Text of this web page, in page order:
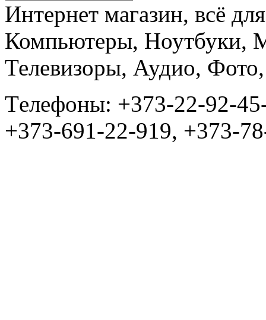
Интернет магазин, всё
Компьютеры, Ноутбуки,
Телевизоры, Аудио,
Tелефоны: +373-22-92-
+373-691-22-919, +373-